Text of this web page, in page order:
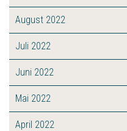
August 2022
Juli 2022
Juni 2022
Mai 2022
April 2022